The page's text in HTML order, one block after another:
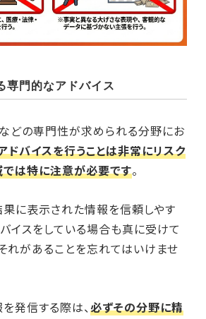
専門的なアドバイス
どの専門性が求められる分野にお
ドバイスを行うことは非常にリスク
では特に注意が必要です。
に表示された情報を信頼しやす
バイスをしている場合も真に受けて
れがあることを忘れてはいけませ
発信する際は、必ずその分野に精